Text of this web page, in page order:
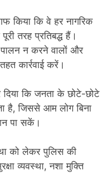
किया कि वे हर नागरिक
तरह प्रतिबद्ध हैं।
पालन न करने वालों और
कार्रवाई करें।
दिया कि जनता के छोटे-छोटे
है, जिससे आम लोग बिना
पा सकें।
को लेकर पुलिस की
व्यवस्था, नशा मुक्ति